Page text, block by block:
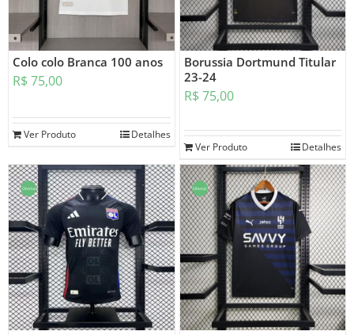
Colo colo Branca 100 anos
R$ 75,00
Ver Produto Detalhes
Borussia Dortmund Titular
23-24
R$ 75,00
Ver Produto Detalhes
Oferta! Oferta!